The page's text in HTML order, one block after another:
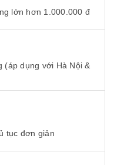
lớn hơn 1.000.000 đ
(áp dụng với Hà Nội &
tục đơn giản